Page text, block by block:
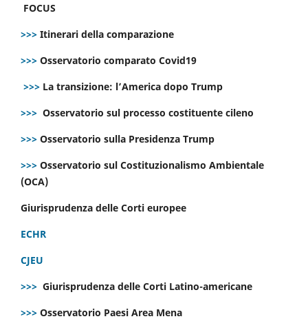
FOCUS
>>> Itinerari della comparazione
>>> Osservatorio comparato Covid19
>>> La transizione: l’America dopo Trump
>>> Osservatorio sul processo costituente cileno
>>> Osservatorio sulla Presidenza Trump
>>> Osservatorio sul Costituzionalismo Ambientale
(OCA)
Giurisprudenza delle Corti europee
ECHR
CJEU
>>> Giurisprudenza delle Corti Latino-americane
>>> Osservatorio Paesi Area Mena